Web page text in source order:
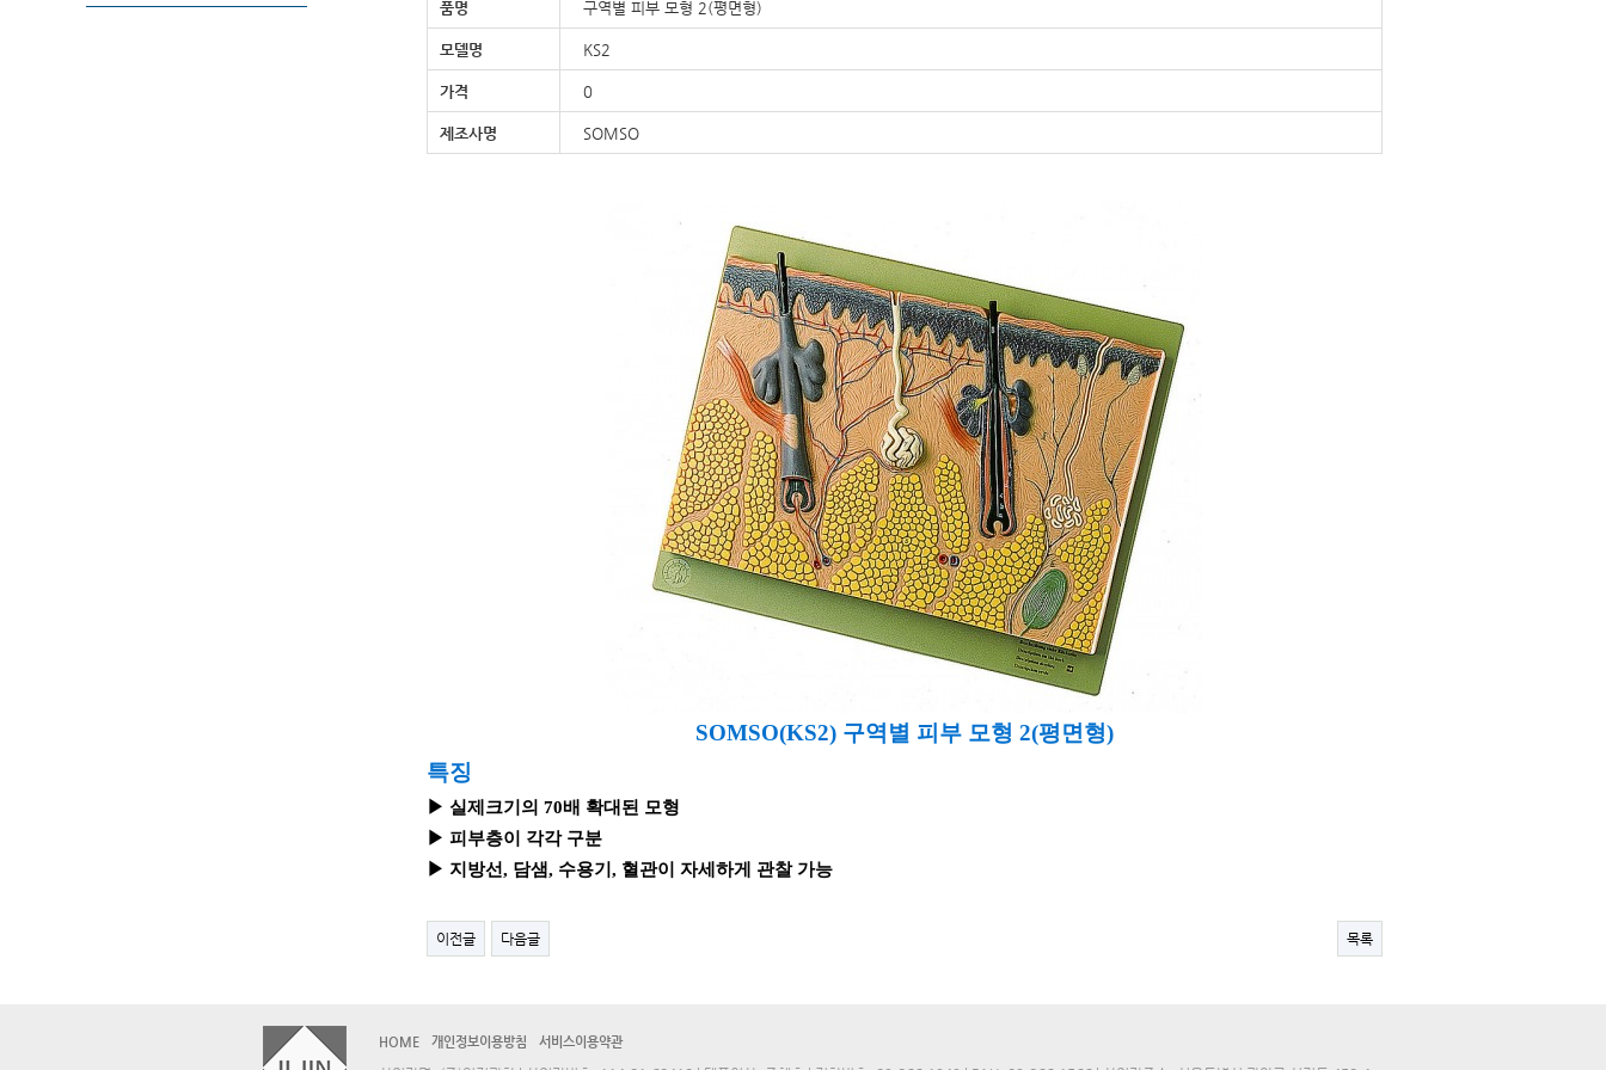
품명 구역별 피부 모형 2(평면형)
모델명 KS2
가격 0
제조사명 SOMSO
SOMSO(KS2) 구역별 피부 모형 2(평면형)
특징
▶ 실제크기의 70배 확대된 모형
▶ 피부층이 각각 구분
▶ 지방선, 담샘, 수용기, 혈관이 자세하게 관찰 가능
이전글 다음글 목록
HOME 개인정보이용방침 서비스이용약관